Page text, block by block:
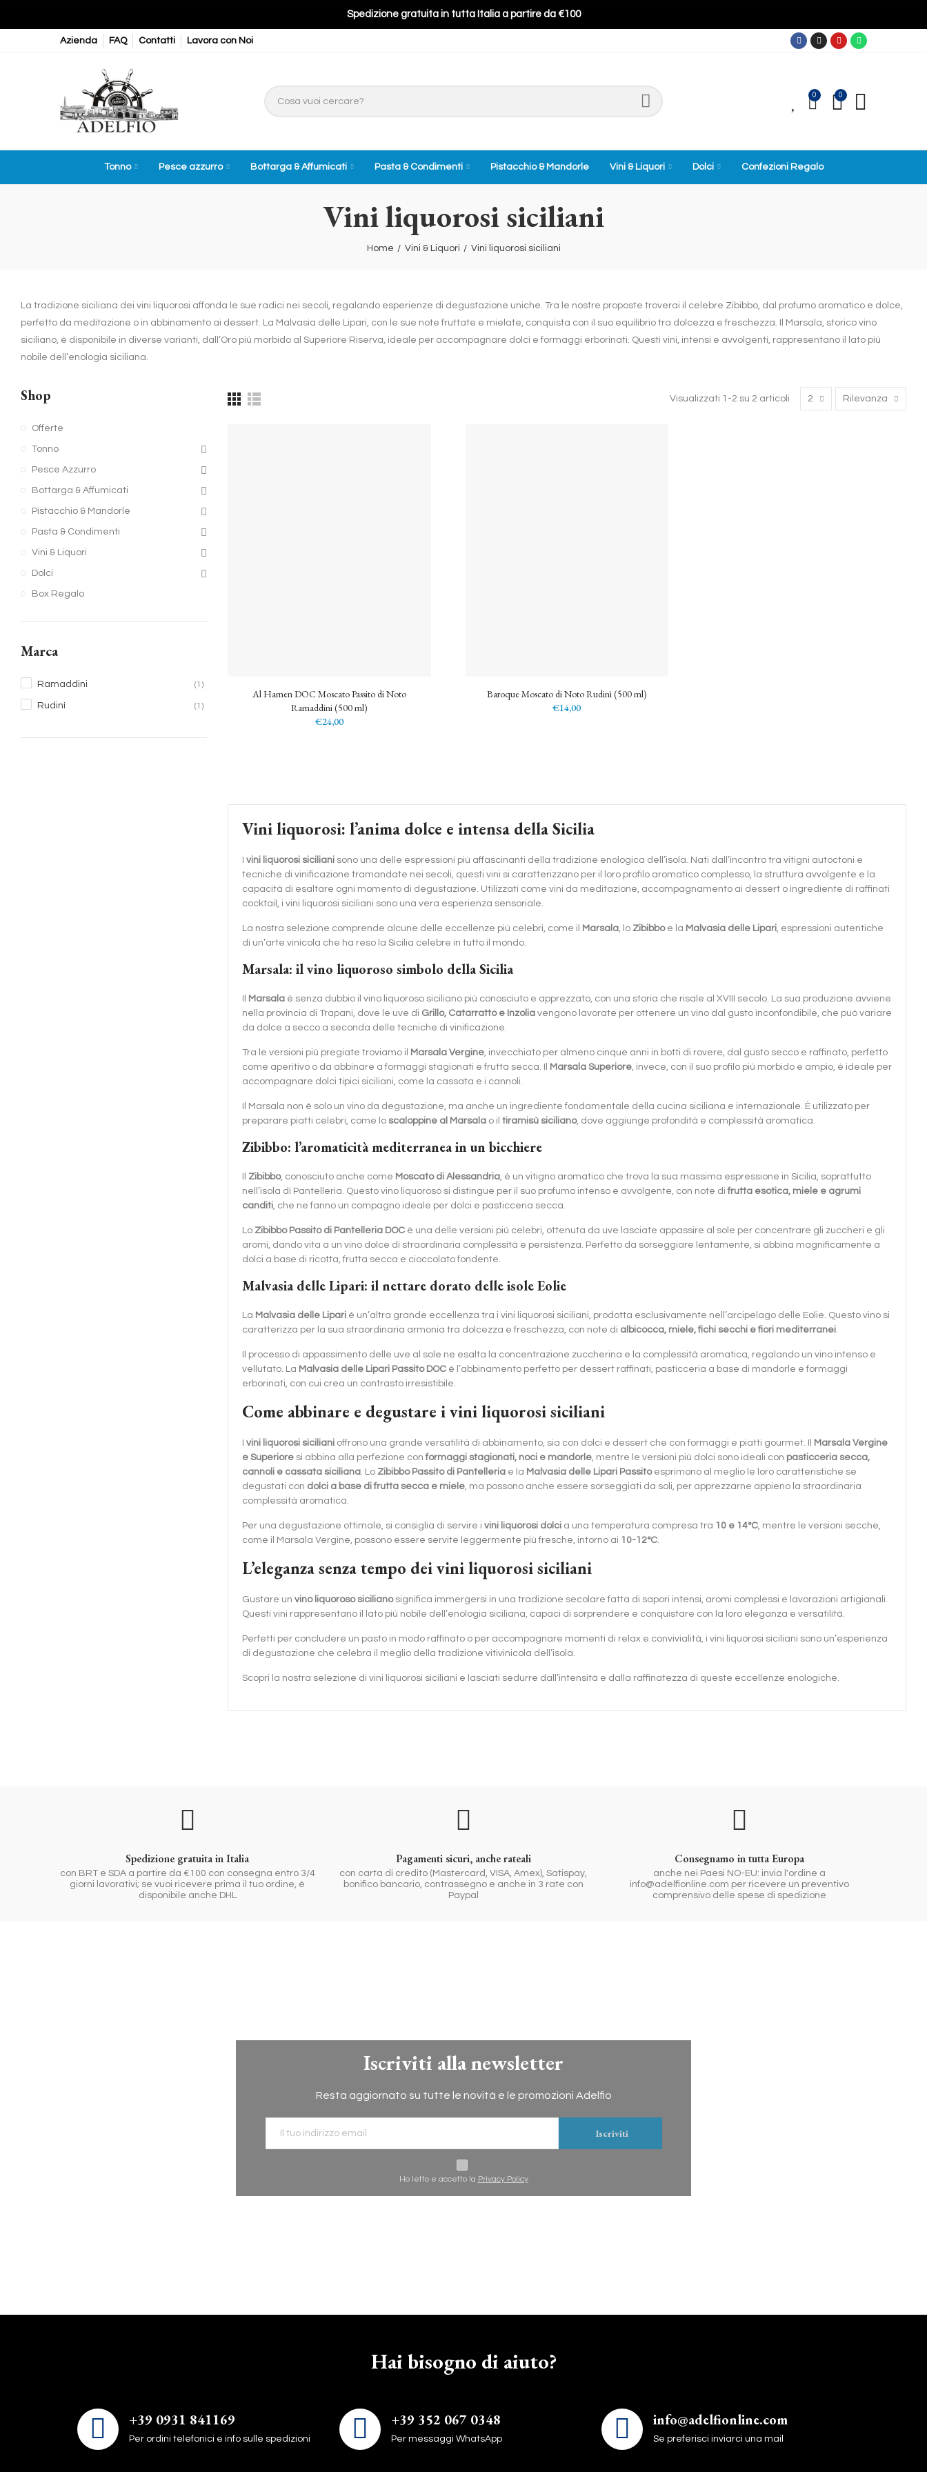
Spedizione gratuita in tutta Italia a partire da €100
Azienda FAQ Contatti Lavora con Noi
0 0
Tonno Pesce azzurro Bottarga & Affumicati Pasta & Condimenti Pistacchio & Mandorle Vini & Liquori Dolci Confezioni Regalo
Vini liquorosi siciliani
Home Vini & Liquori Vini liquorosi siciliani
La tradizione siciliana dei vini liquorosi affonda le sue radici nei secoli, regalando esperienze di degustazione uniche. Tra le nostre proposte troverai il celebre Zibibbo, dal profumo aromatico e dolce,
perfetto da meditazione o in abbinamento ai dessert. La Malvasia delle Lipari, con le sue note fruttate e mielate, conquista con il suo equilibrio tra dolcezza e freschezza. Il Marsala, storico vino
siciliano, è disponibile in diverse varianti, dall’Oro più morbido al Superiore Riserva, ideale per accompagnare dolci e formaggi erborinati. Questi vini, intensi e avvolgenti, rappresentano il lato più
nobile dell’enologia siciliana.
Visualizzati 1-2 su 2 articoli 2 Rilevanza
Al Hamen DOC Moscato Passito di Noto
Ramaddini (500 ml)
€24,00
Baroque Moscato di Noto Rudinì (500 ml)
€14,00
Vini liquorosi: l’anima dolce e intensa della Sicilia
I vini liquorosi siciliani sono una delle espressioni più affascinanti della tradizione enologica dell’isola. Nati dall’incontro tra vitigni autoctoni e
tecniche di vinificazione tramandate nei secoli, questi vini si caratterizzano per il loro profilo aromatico complesso, la struttura avvolgente e la
capacità di esaltare ogni momento di degustazione. Utilizzati come vini da meditazione, accompagnamento ai dessert o ingrediente di raffinati
cocktail, i vini liquorosi siciliani sono una vera esperienza sensoriale.
La nostra selezione comprende alcune delle eccellenze più celebri, come il Marsala, lo Zibibboe la Malvasia delle Lipari, espressioni autentiche
di un’arte vinicola che ha reso la Sicilia celebre in tutto il mondo.
Marsala: il vino liquoroso simbolo della Sicilia
Il Marsala è senza dubbio il vino liquoroso siciliano più conosciuto e apprezzato, con una storia che risale al XVIII secolo. La sua produzione avviene
nella provincia di Trapani, dove le uve di Grillo, Catarratto e Inzolia vengono lavorate per ottenere un vino dal gusto inconfondibile, che può variare
da dolce a secco a seconda delle tecniche di vinificazione.
Tra le versioni più pregiate troviamo il Marsala Vergine, invecchiato per almeno cinque anni in botti di rovere, dal gusto secco e raffinato, perfetto
come aperitivo o da abbinare a formaggi stagionati e frutta secca. Il Marsala Superiore, invece, con il suo profilo più morbido e ampio, è ideale per
accompagnare dolci tipici siciliani, come la cassata e i cannoli.
Il Marsala non è solo un vino da degustazione, ma anche un ingrediente fondamentale della cucina siciliana e internazionale. È utilizzato per
preparare piatti celebri, come lo scaloppine al Marsala o il tiramisù siciliano, dove aggiunge profondità e complessità aromatica.
Zibibbo: l’aromaticità mediterranea in un bicchiere
Il Zibibbo, conosciuto anche come Moscato di Alessandria, è un vitigno aromatico che trova la sua massima espressione in Sicilia, soprattutto
nell’isola di Pantelleria. Questo vino liquoroso si distingue per il suo profumo intenso e avvolgente, con note difrutta esotica, miele e agrumi
canditi, che ne fanno un compagno ideale per dolci e pasticceria secca.
Lo Zibibbo Passito di Pantelleria DOC è una delle versioni più celebri, ottenuta da uve lasciate appassire al sole per concentrare gli zuccheri e gli
aromi, dando vita a un vino dolce di straordinaria complessità e persistenza. Perfetto da sorseggiare lentamente, si abbina magnificamente a
dolci a base di ricotta, frutta secca e cioccolato fondente.
Malvasia delle Lipari: il nettare dorato delle isole Eolie
La Malvasia delle Lipari è un’altra grande eccellenza tra i vini liquorosi siciliani, prodotta esclusivamente nell’arcipelago delle Eolie. Questo vino si
caratterizza per la sua straordinaria armonia tra dolcezza e freschezza, con note di albicocca, miele, fichi secchi e fiori mediterranei.
Il processo di appassimento delle uve al sole ne esalta la concentrazione zuccherina e la complessità aromatica, regalando un vino intenso e
vellutato. La Malvasia delle Lipari Passito DOC è l’abbinamento perfetto per dessert raffinati, pasticceria a base di mandorle e formaggi
erborinati, con cui crea un contrasto irresistibile.
Come abbinare e degustare i vini liquorosi siciliani
I vini liquorosi siciliani offrono una grande versatilità di abbinamento, sia con dolci e dessert che con formaggi e piatti gourmet. Il Marsala Vergine
e Superiore si abbina alla perfezione conformaggi stagionati, noci e mandorle, mentre le versioni più dolci sono ideali con pasticceria secca,
cannoli e cassata siciliana. Lo Zibibbo Passito di Pantelleria e la Malvasia delle Lipari Passitoesprimono al meglio le loro caratteristiche se
degustati con dolci a base di frutta secca e miele, ma possono anche essere sorseggiati da soli, per apprezzarne appieno la straordinaria
complessità aromatica.
Per una degustazione ottimale, si consiglia di servire i vini liquorosi dolci a una temperatura compresa tra 10 e 14°C, mentre le versioni secche,
come il Marsala Vergine, possono essere servite leggermente più fresche, intorno ai 10-12°C.
L’eleganza senza tempo dei vini liquorosi siciliani
Gustare un vino liquoroso sicilianosignifica immergersi in una tradizione secolare fatta di sapori intensi, aromi complessi e lavorazioni artigianali.
Questi vini rappresentano il lato più nobile dell’enologia siciliana, capaci di sorprendere e conquistare con la loro eleganza e versatilità.
Perfetti per concludere un pasto in modo raffinato o per accompagnare momenti di relax e convivialità, i vini liquorosi siciliani sono un’esperienza
di degustazione che celebra il meglio della tradizione vitivinicola dell’isola.
Scopri la nostra selezione di vini liquorosi siciliani e lasciati sedurre dall’intensità e dalla raffinatezza di queste eccellenze enologiche.
Shop
Offerte
Tonno
Pesce Azzurro
Bottarga & Affumicati
Pistacchio & Mandorle
Pasta & Condimenti
Vini & Liquori
Dolci
Box Regalo
Marca
Ramaddini (1)
Rudinì (1)
Spedizione gratuita in Italia
con BRT e SDA a partire da €100 con consegna entro 3/4
giorni lavorativi; se vuoi ricevere prima il tuo ordine, è
disponibile anche DHL
Pagamenti sicuri, anche rateali
con carta di credito (Mastercard, VISA, Amex), Satispay,
bonifico bancario, contrassegno e anche in 3 rate con
Paypal
Consegnamo in tutta Europa
anche nei Paesi NO-EU: invia l'ordine a
info@adelfionline.com per ricevere un preventivo
comprensivo delle spese di spedizione
Iscriviti alla newsletter
Resta aggiornato su tutte le novità e le promozioni Adelfio
Iscriviti
Ho letto e accetto la Privacy Policy
Hai bisogno di aiuto?
+39 0931 841169
Per ordini telefonici e info sulle spedizioni
+39 352 067 0348
Per messaggi WhatsApp
info@adelfionline.com
Se preferisci inviarci una mail